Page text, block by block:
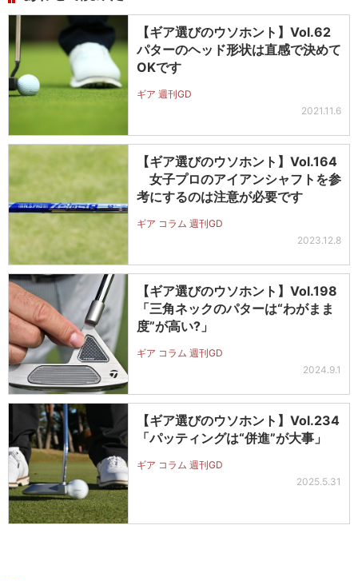
【ギア選びのウソホント】Vol.62
パターのヘッド形状は直感で決めて
OKです
ギア 週刊GD
2021.11.6
【ギア選びのウソホント】Vol.164
女子プロのアイアンシャフトを参
考にするのは注意が必要です
ギア コラム 週刊GD
2023.12.8
【ギア選びのウソホント】Vol.198
「三角ネックのパターは“わがまま
度”が高い?」
ギア コラム 週刊GD
2024.9.1
【ギア選びのウソホント】Vol.234
「パッティングは“併進”が大事」
ギア コラム 週刊GD
2025.5.31